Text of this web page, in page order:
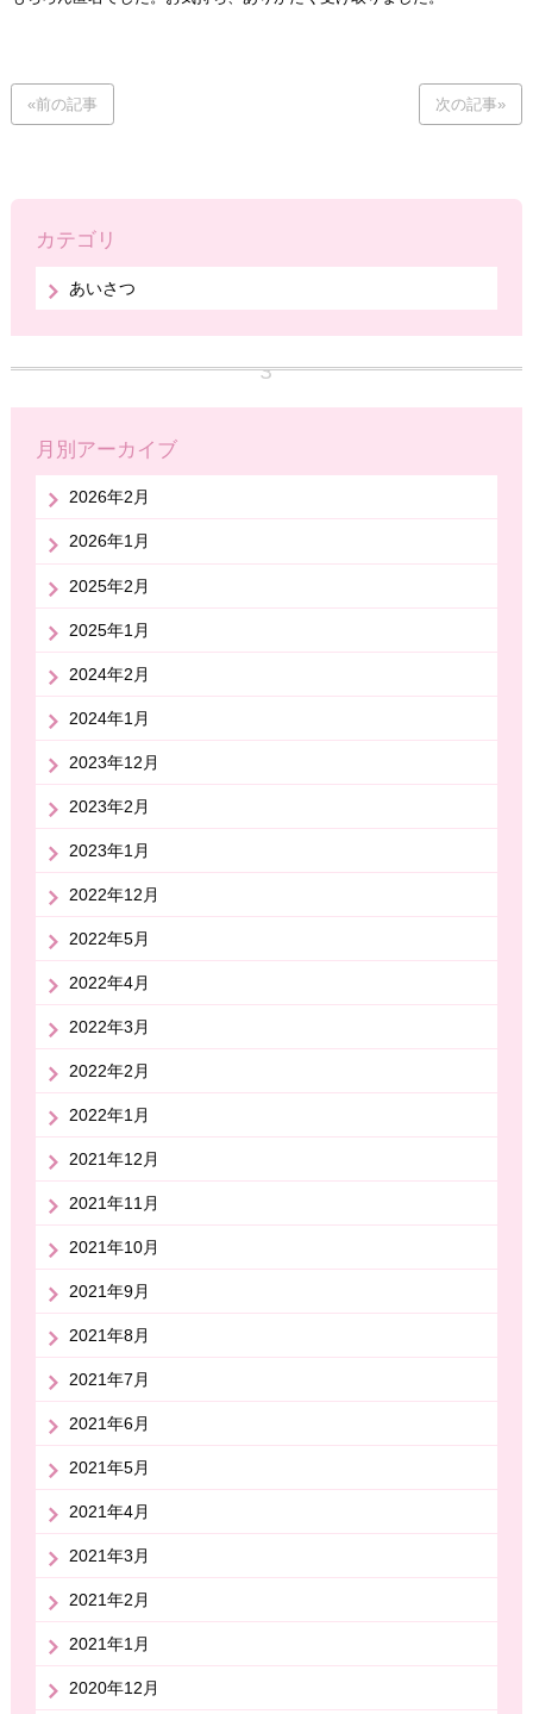
«前の記事 次の記事»
カテゴリ
あいさつ
月別アーカイブ
2026年2月
2026年1月
2025年2月
2025年1月
2024年2月
2024年1月
2023年12月
2023年2月
2023年1月
2022年12月
2022年5月
2022年4月
2022年3月
2022年2月
2022年1月
2021年12月
2021年11月
2021年10月
2021年9月
2021年8月
2021年7月
2021年6月
2021年5月
2021年4月
2021年3月
2021年2月
2021年1月
2020年12月